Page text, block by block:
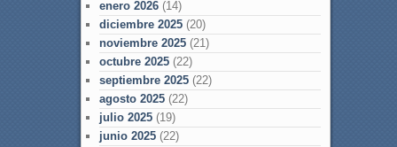
enero 2026(14)
diciembre 2025(20)
noviembre 2025(21)
octubre 2025(22)
septiembre 2025(22)
agosto 2025(22)
julio 2025(19)
junio 2025(22)